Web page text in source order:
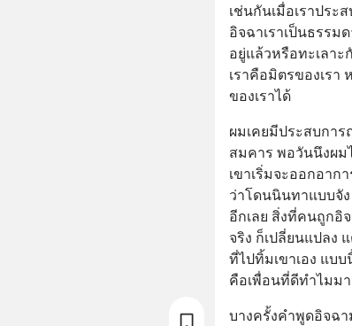
เช่นกันเมื่อเราประ
อิจฉาเราเป็นธรรม
อยู่แล้วหรือทะเลา
เราคือมิตรของเรา
ของเราได้
ผมเคยมีประสบกา
สมคาร พอวันนึงผม
เขาเริ่มจะออกอา
ว่าโดนนินทาแบบจั
อีกเลย สิ่งที่คนถูกอิ
จริง ก็เปลี่ยนแปลง
ที่ไปทิ้มเขาเอง แบ
คือเพื่อนที่ดีทำไมม
บางครั้งคำพูดอิจฉ